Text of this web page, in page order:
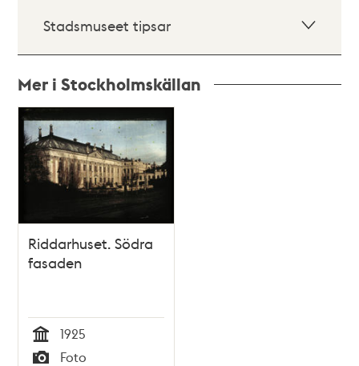
Stadsmuseet tipsar
Mer i Stockholmskällan
Relaterade
poster
och
teman
Riddarhuset. Södra
fasaden
Tid
1925
Foto